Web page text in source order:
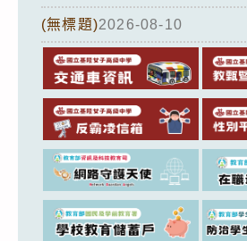
(無標題)2026-08-10